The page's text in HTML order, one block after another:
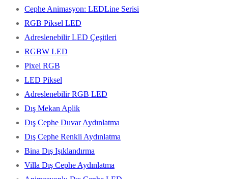
Cephe Animasyon: LEDLine Serisi
RGB Piksel LED
Adreslenebilir LED Çeşitleri
RGBW LED
Pixel RGB
LED Piksel
Adreslenebilir RGB LED
Dış Mekan Aplik
Dış Cephe Duvar Aydınlatma
Dış Cephe Renkli Aydınlatma
Bina Dış Işıklandırma
Villa Dış Cephe Aydınlatma